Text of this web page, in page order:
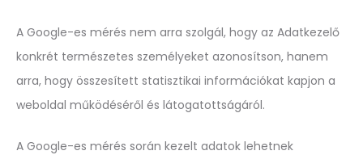
A Google-es mérés nem arra szolgál, hogy az Adatkezelő
konkrét természetes személyeket azonosítson, hanem
arra, hogy összesített statisztikai információkat kapjon a
weboldal működéséről és látogatottságáról.
A Google-es mérés során kezelt adatok lehetnek